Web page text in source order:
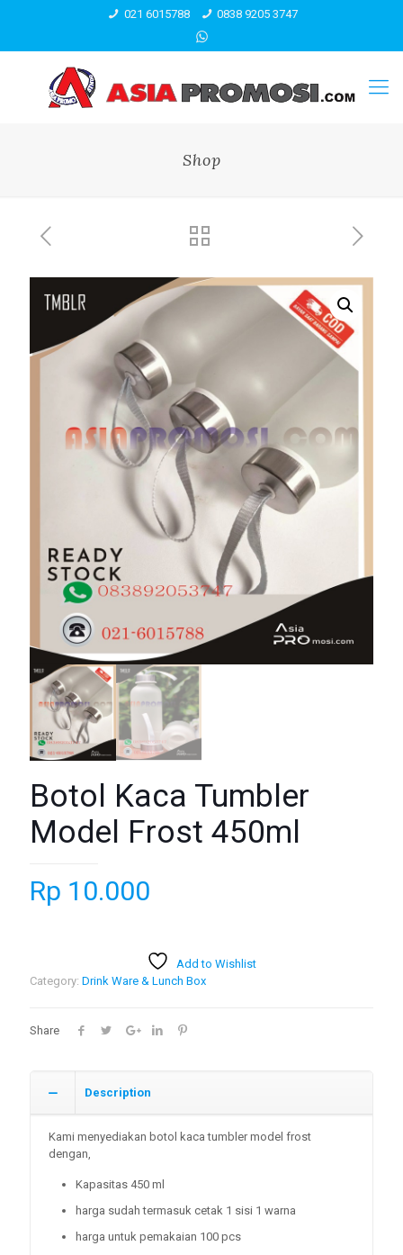
021 6015788 0838 9205 3747
Shop
Botol Kaca Tumbler
Model Frost 450ml
Rp 10.000
Add to Wishlist
Category: Drink Ware & Lunch Box
Share
Description
Kami menyediakan botol kaca tumbler model frost
dengan,
Kapasitas 450 ml
harga sudah termasuk cetak 1 sisi 1 warna
harga untuk pemakaian 100 pcs